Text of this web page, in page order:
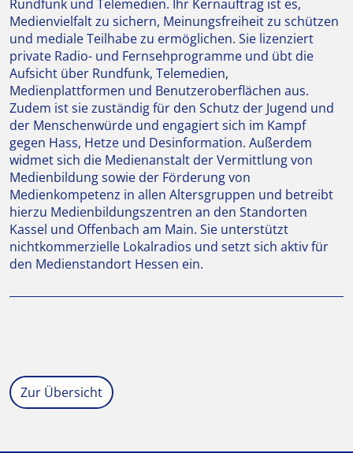
Rundfunk und Telemedien. Ihr Kernauftrag ist es,
Medienvielfalt zu sichern, Meinungsfreiheit zu schützen
und mediale Teilhabe zu ermöglichen. Sie lizenziert
private Radio- und Fernsehprogramme und übt die
Aufsicht über Rundfunk, Telemedien,
Medienplattformen und Benutzeroberflächen aus.
Zudem ist sie zuständig für den Schutz der Jugend und
der Menschenwürde und engagiert sich im Kampf
gegen Hass, Hetze und Desinformation. Außerdem
widmet sich die Medienanstalt der Vermittlung von
Medienbildung sowie der Förderung von
Medienkompetenz in allen Altersgruppen und betreibt
hierzu Medienbildungszentren an den Standorten
Kassel und Offenbach am Main. Sie unterstützt
nichtkommerzielle Lokalradios und setzt sich aktiv für
den Medienstandort Hessen ein.
Zur Übersicht